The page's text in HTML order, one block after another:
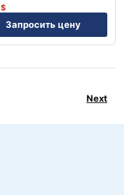
$
Запросить цену
Next